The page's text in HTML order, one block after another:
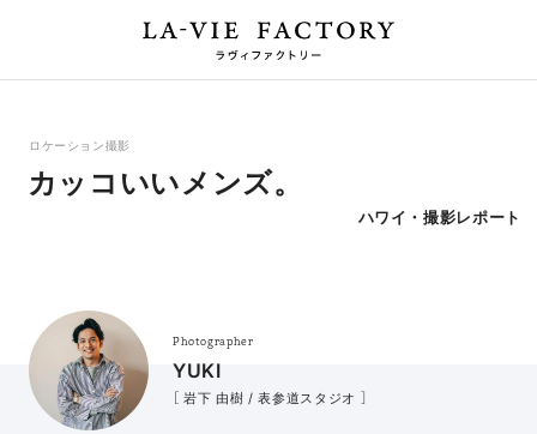
ロケーション撮影
カッコいいメンズ。
ハワイ・撮影レポート
Photographer
YUKI
［ 岩下 由樹 / 表参道スタジオ ］